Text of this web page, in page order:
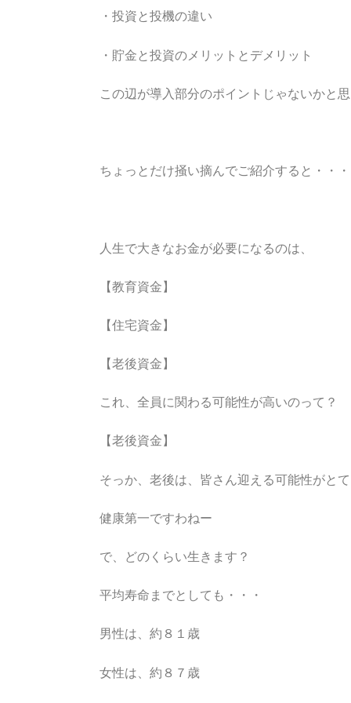
・投資と投機の違い
・貯金と投資のメリットとデメリット
この辺が導入部分のポイントじゃないかと
ちょっとだけ掻い摘んでご紹介すると・・・
人生で大きなお金が必要になるのは、
【教育資金】
【住宅資金】
【老後資金】
これ、全員に関わる可能性が高いのって？
【老後資金】
そっか、老後は、皆さん迎える可能性がと
健康第一ですわねー
で、どのくらい生きます？
平均寿命までとしても・・・
男性は、約８１歳
女性は、約８７歳